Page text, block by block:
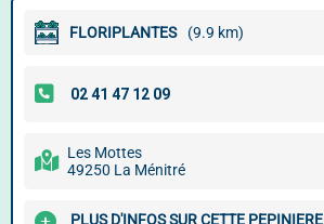
FLORIPLANTES (9.9 km)
Les Mottes
49250 La Ménitré
PLUS D'INFOS SUR CETTE PEPINIERE